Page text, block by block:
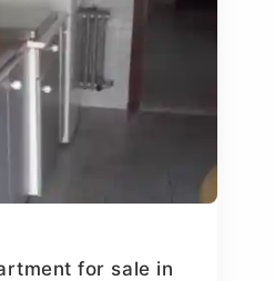
for sale in